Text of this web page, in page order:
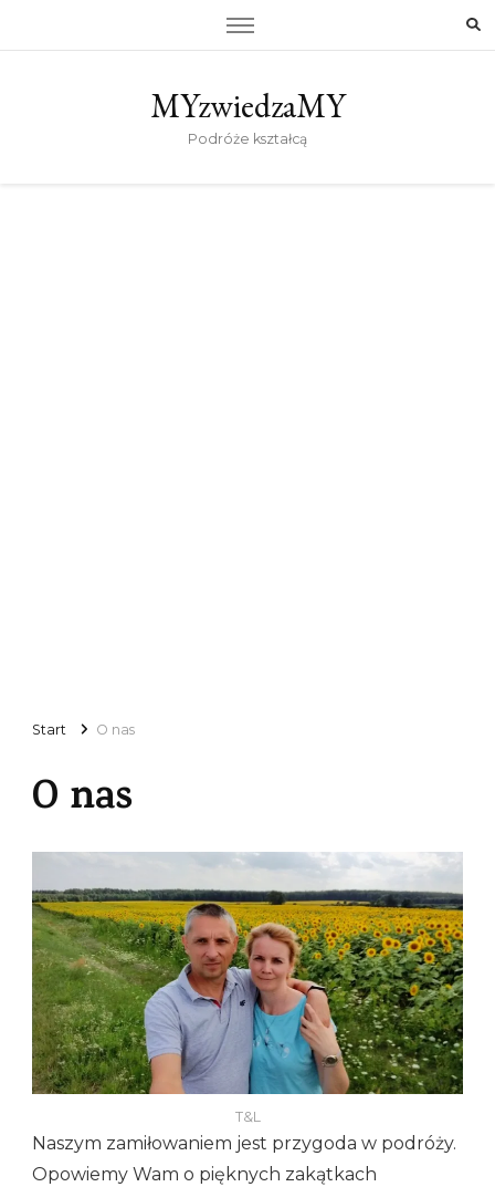
MYzwiedzaMY
Podróże kształcą
Start O nas
O nas
T&L
Naszym zamiłowaniem jest przygoda w podróży.
Opowiemy Wam o pięknych zakątkach